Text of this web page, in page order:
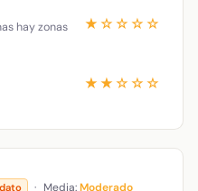
hay zonas
★☆☆☆☆
★★☆☆☆
· Media:Moderado